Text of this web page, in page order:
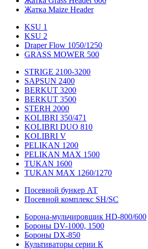
Жатка Maize Header
KSU 1
KSU 2
Draper Flow 1050/1250
GRASS MOWER 500
STRIGE 2100-3200
SAPSUN 2400
BERKUT 3200
BERKUT 3500
STERH 2000
KOLIBRI 350/471
KOLIBRI DUO 810
KOLIBRI V
PELIKAN 1200
PELIKAN MAX 1500
TUKAN 1600
TUKAN MAX 1260/1270
Посевной бункер АТ
Посевной комплекс SH/SC
Борона-мульчировщик HD-800/600
Бороны DV-1000, 1500
Бороны DX-850
Культиваторы серии К